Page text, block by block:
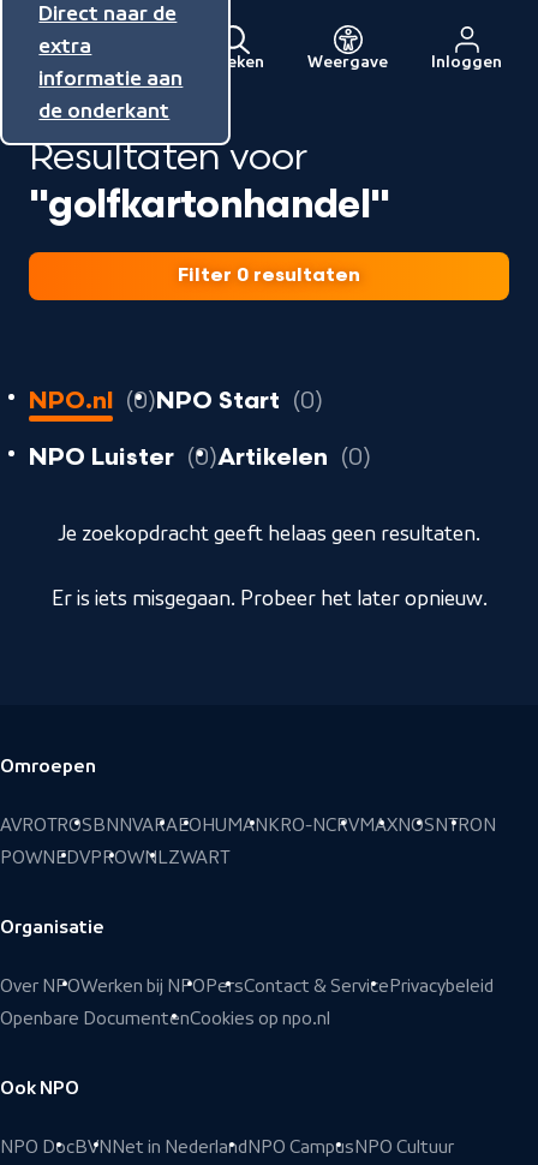
Direct naar de
inhoud
Direct naar de
hoofdnavigatie
Direct naar de
extra
informatie aan
de onderkant
Menu
Naar
de
beginpagina
van
NPO
Zoeken Weergave Inloggen
Resultaten voor
"golfkartonhandel"
Filter 0 resultaten
0
resultaten
geladen
NPO.nl 0 resultaten
NPO Start 0
NPO Luister
0 resultaten
Artikelen 0
Je zoekopdracht geeft helaas geen resultaten.
Er is iets misgegaan. Probeer het later opnieuw.
Voettekst
Omroepen
AVROTROS BNNVARAEO HUMAN KRO-NCRVMAXNOS NTRON
POWNEDVPROWNLZWART
Organisatie
Over NPOWerken bij NPO PersContact & Service Privacybeleid
Openbare DocumentenCookies op npo.nl
Ook NPO
NPO DocBVN Net in Nederland NPO Campus NPO Cultuur